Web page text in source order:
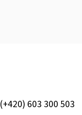
(+420) 603 300 503